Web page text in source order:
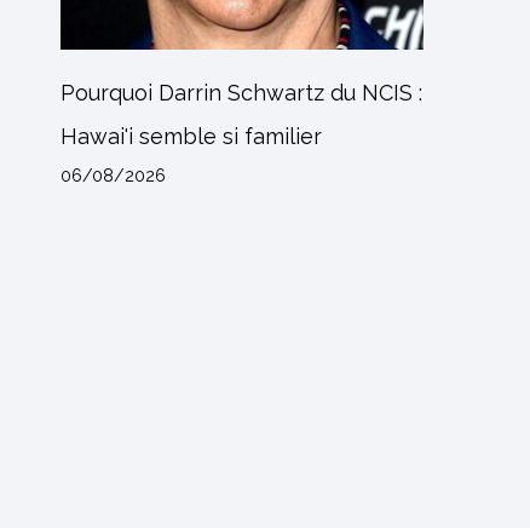
Pourquoi Darrin Schwartz du NCIS :
Hawai'i semble si familier
06/08/2026